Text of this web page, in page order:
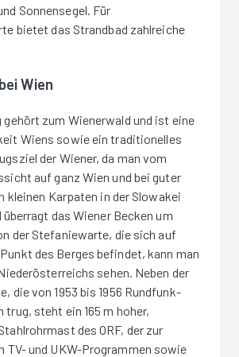
Sonnensegel. Für
bietet das Strandbad zahlreiche
Wien
gehört zum Wienerwald und ist eine
Wiens sowie ein traditionelles
der Wiener, da man vom
auf ganz Wien und bei guter
kleinen Karpaten in der Slowakei
überragt das Wiener Becken um
der Stefaniewarte, die sich auf
des Berges befindet, kann man
sehen. Neben der
die von 1953 bis 1956 Rundfunk-
trug, steht ein 165 m hoher,
des ORF, der zur
TV- und UKW-Programmen sowie